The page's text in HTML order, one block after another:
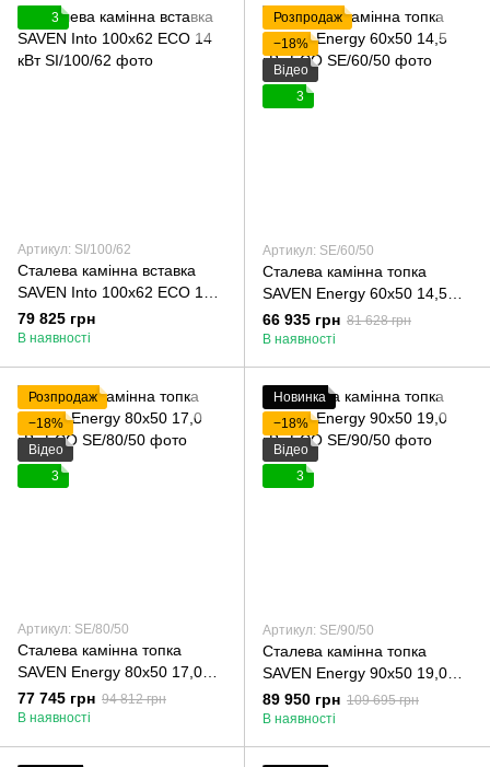
3
Артикул: SI/100/62
Сталева камінна вставка
SAVEN Into 100х62 ECO 14
кВт
79 825 грн
В наявності
Розпродаж
−18%
Відео
3
Артикул: SE/60/50
Сталева камінна топка
SAVEN Energy 60х50 14,5
кВт ECO
66 935 грн 81 628 грн
В наявності
Розпродаж
−18%
Відео
3
Артикул: SE/80/50
Сталева камінна топка
SAVEN Energy 80х50 17,0
кВт ECO
77 745 грн 94 812 грн
В наявності
Новинка
−18%
Відео
3
Артикул: SE/90/50
Сталева камінна топка
SAVEN Energy 90х50 19,0
кВт ECO
89 950 грн 109 695 грн
В наявності